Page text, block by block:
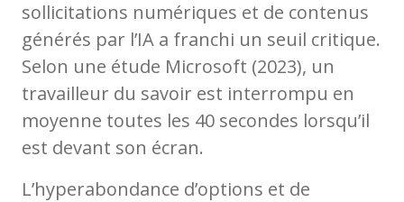
sollicitations numériques et de contenus
générés par l’IA a franchi un seuil critique.
Selon une étude Microsoft (2023), un
travailleur du savoir est interrompu en
moyenne toutes les 40 secondes lorsqu’il
est devant son écran.
L’hyperabondance d’options et de